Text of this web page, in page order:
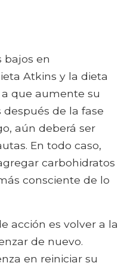
bajos en
Atkins y la dieta
que aumente su
de la fase
aún deberá ser
En todo caso,
carbohidratos
consciente de lo
acción es volver a la
de nuevo.
en reiniciar su